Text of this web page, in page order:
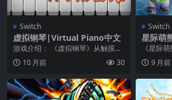
Switch
虚拟钢琴|Virtual Piano中文
游戏介绍： 《虚拟钢琴》从触摸屏
手机发明的那一刻起，虚拟乐器就
已经很流行了。钢琴...
10 月前 30
Switch
星际萌
《星际
掌握的
熊丝带，
9 月前